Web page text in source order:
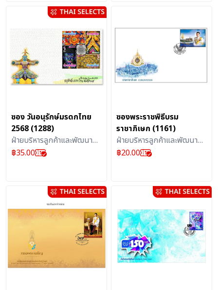
ซอง วันอนุรักษ์มรดกไทย
2568 (1288)
ฝ่ายบริหารลูกค้าและพัฒนา
ผลิตภัณฑ์บริการไปรษณีย์ :
฿35.00
ซองพระราชพิธีบรม
ราชาภิเษก (1161)
ฝ่ายบริหารลูกค้าและพัฒนา
ผลิตภัณฑ์บริการไปรษณีย์ :
฿20.00